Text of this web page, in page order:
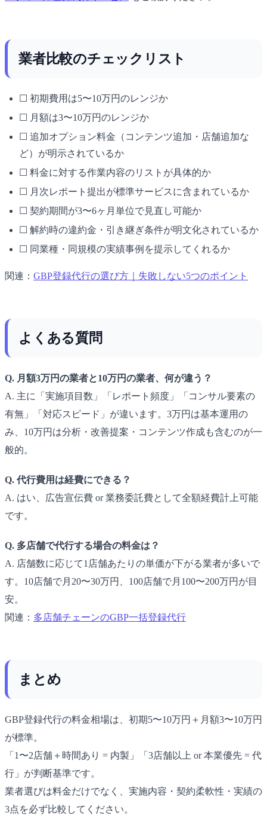
業者比較のチェックリスト
☐ 初期費用は5〜10万円のレンジか
☐ 月額は3〜10万円のレンジか
☐ 追加オプション料金（コンテンツ追加・店舗追加な
ど）が明示されているか
☐ 料金に対する作業内容のリストが具体的か
☐ 月次レポート提出が標準サービスに含まれているか
☐ 契約期間が3〜6ヶ月単位で見直し可能か
☐ 解約時の違約金・引き継ぎ条件が明文化されているか
☐ 同業種・同規模の実績事例を提示してくれるか
関連： GBP登録代行の選び方｜失敗しない5つのポイント
よくある質問
Q. 月額3万円の業者と10万円の業者、何が違う？
A. 主に「実施項目数」「レポート頻度」「コンサル要素の
有無」「対応スピード」が違います。3万円は基本運用の
み、10万円は分析・改善提案・コンテンツ作成も含むのが一
般的。
Q. 代行費用は経費にできる？
A. はい、広告宣伝費 or 業務委託費として全額経費計上可能
です。
Q. 多店舗で代行する場合の料金は？
A. 店舗数に応じて1店舗あたりの単価が下がる業者が多いで
す。10店舗で月20〜30万円、100店舗で月100〜200万円が目
安。
関連： 多店舗チェーンのGBP一括登録代行
まとめ
GBP登録代行の料金相場は、初期5〜10万円＋月額3〜10万円
が標準。
「1〜2店舗＋時間あり = 内製」「3店舗以上 or 本業優先 = 代
行」が判断基準です。
業者選びは料金だけでなく、実施内容・契約柔軟性・実績の
3点を必ず比較してください。